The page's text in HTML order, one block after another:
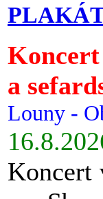
a
Louny -
Koncert